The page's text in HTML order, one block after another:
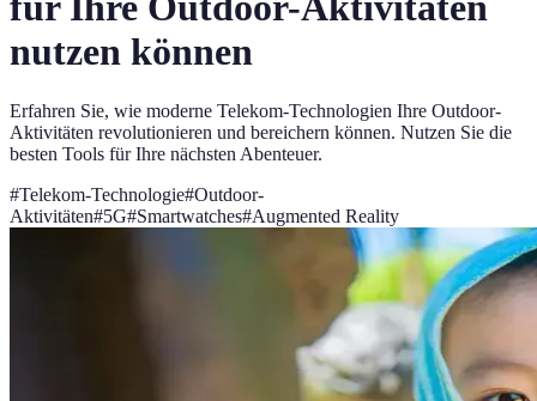
nutzen können
Erfahren Sie, wie moderne Telekom-Technologien Ihre Outdoor-
Aktivitäten revolutionieren und bereichern können. Nutzen Sie die
besten Tools für Ihre nächsten Abenteuer.
#Telekom-Technologie#Outdoor-
Aktivitäten#5G#Smartwatches#Augmented Reality